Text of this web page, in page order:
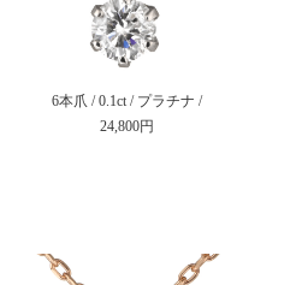
6本爪 / 0.1ct / プラチナ /
24,800円